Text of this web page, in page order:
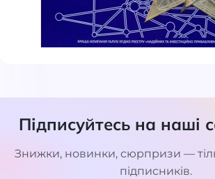
Підписуйтесь на наші
Знижки, новинки, сюрпризи —
підписників.